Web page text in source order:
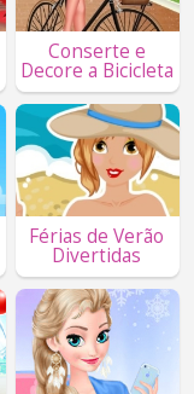
Conserte e
Decore a Bicicleta
Férias de Verão
Divertidas